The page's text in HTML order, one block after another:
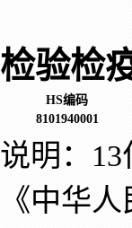
检验检
HS编码
8101940001
说明：
《中华